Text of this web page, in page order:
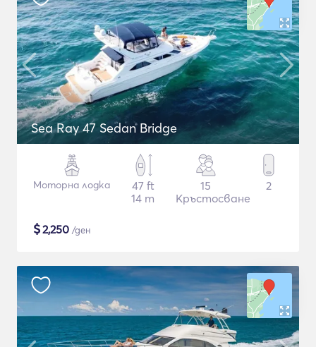
Sea Ray 47 Sedan Bridge
Моторна лодка
47 ft
14 m
15
Кръстосване
2
$2,250 /ден